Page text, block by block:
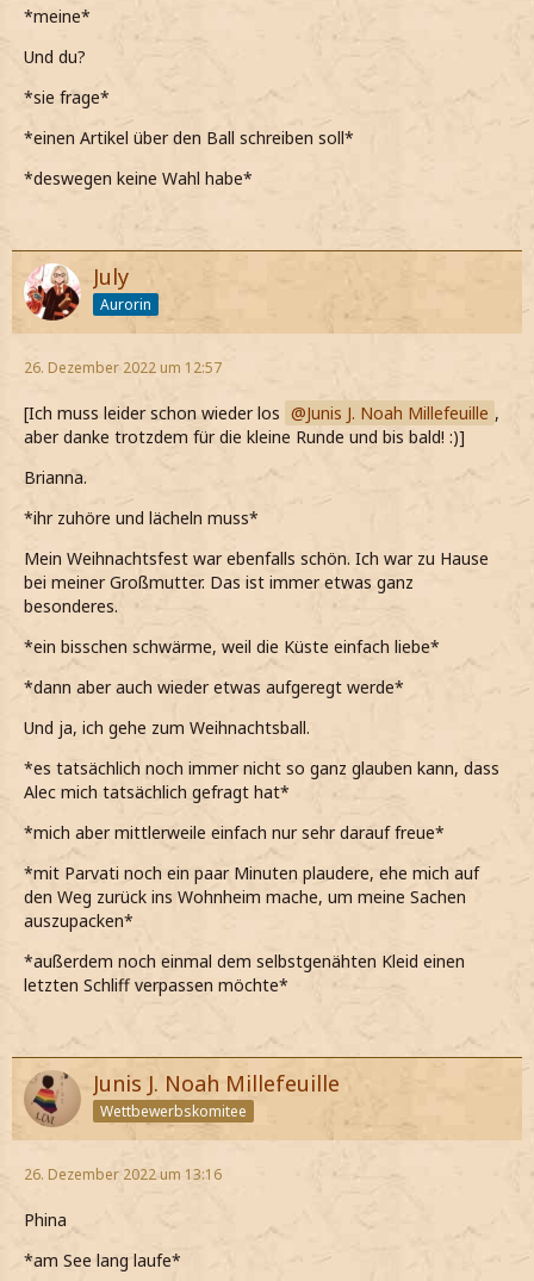
*meine*
Und du?
*sie frage*
*einen Artikel über den Ball schreiben soll*
*deswegen keine Wahl habe*
July
Aurorin
26. Dezember 2022 um 12:57
[Ich muss leider schon wieder los Junis J. Noah Millefeuille ,
aber danke trotzdem für die kleine Runde und bis bald! :)]
Brianna.
*ihr zuhöre und lächeln muss*
Mein Weihnachtsfest war ebenfalls schön. Ich war zu Hause
bei meiner Großmutter. Das ist immer etwas ganz
besonderes.
*ein bisschen schwärme, weil die Küste einfach liebe*
*dann aber auch wieder etwas aufgeregt werde*
Und ja, ich gehe zum Weihnachtsball.
*es tatsächlich noch immer nicht so ganz glauben kann, dass
Alec mich tatsächlich gefragt hat*
*mich aber mittlerweile einfach nur sehr darauf freue*
*mit Parvati noch ein paar Minuten plaudere, ehe mich auf
den Weg zurück ins Wohnheim mache, um meine Sachen
auszupacken*
*außerdem noch einmal dem selbstgenähten Kleid einen
letzten Schliff verpassen möchte*
Junis J. Noah Millefeuille
Wettbewerbskomitee
26. Dezember 2022 um 13:16
Phina
*am See lang laufe*